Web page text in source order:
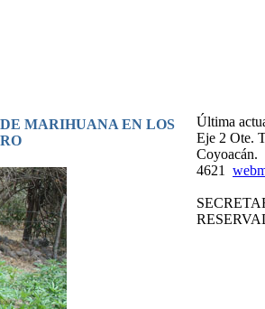
MARIHUANA EN LOS
Última
Eje 2 Ote.
Coyoacán.
4621